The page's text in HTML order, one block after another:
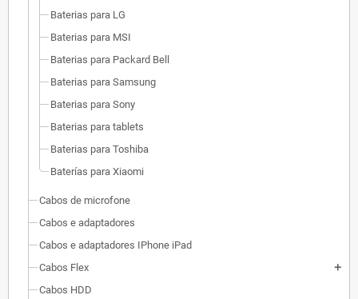
Baterias para LG
Baterias para MSI
Baterias para Packard Bell
Baterias para Samsung
Baterias para Sony
Baterias para tablets
Baterias para Toshiba
Baterías para Xiaomi
Cabos de microfone
Cabos e adaptadores
Cabos e adaptadores IPhone iPad
Cabos Flex
add
Cabos HDD